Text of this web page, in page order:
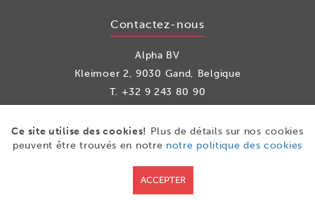
Contactez-nous
Alpha BV
Kleimoer 2, 9030 Gand, Belgique
T. +32 9 243 80 90
FacebookLinkedInYoutube
Ce site utilise des cookies! Plus de détails sur nos cookies
peuvent être trouvés en notre notre politique des cookies
ACCEPTER